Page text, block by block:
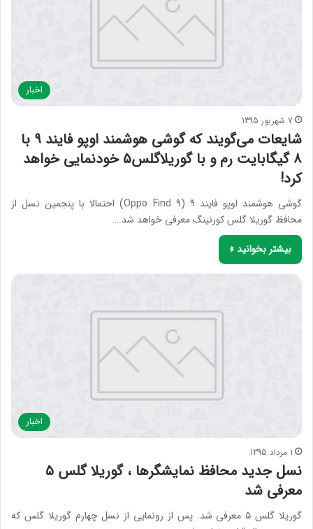
اخبار
7 شهریور 1395
شایعات می‌گویند که گوشی هوشمند اوپو فایند ۹ با
۸ گیگابایت رم و با گوریلاگلس۵ خودنمایی خواهد
کرد!
گوشی هوشمند اوپو فایند ۹ (Oppo Find 9) احتمالا با پنجمین نسل از
محافظ گوریلا گلس کورنینگ معرفی خواهد شد.…
بیشتر بخوانید »
اخبار
1 مرداد 1395
نسل جدید محافظ نمایشگر‌ها ، گوریلا گلس ۵
معرفی شد
گوریلا گلس ۵ معرفی شد. پس از رونمایی از نسل چهارم گوریلا گلس که